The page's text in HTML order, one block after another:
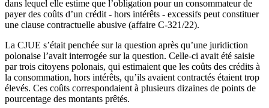
dans lequel elle estime que l’obligation pour un consommateur de
payer des coûts d’un crédit - hors intérêts - excessifs peut constituer
une clause contractuelle abusive (affaire C-321/22).
La CJUE s’était penchée sur la question après qu’une juridiction
polonaise l’avait interrogée sur la question. Celle-ci avait été saisie
par trois citoyens polonais, qui estimaient que les coûts des crédits à
la consommation, hors intérêts, qu’ils avaient contractés étaient trop
élevés. Ces coûts correspondaient à plusieurs dizaines de points de
pourcentage des montants prêtés.